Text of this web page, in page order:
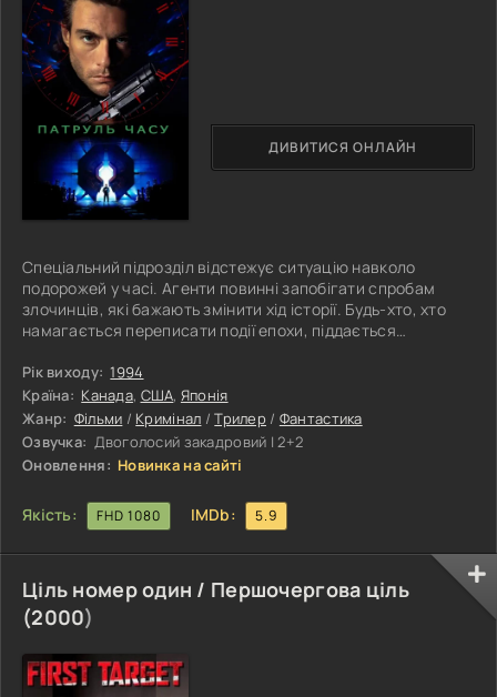
Спеціальний підрозділ відстежує ситуацію навколо
подорожей у часі. Агенти повинні запобігати спробам
злочинців, які бажають змінити хід історії. Будь-хто, хто
намагається переписати події епохи, піддається
вплив на певні речі може обернутися колосальними
наслідками для всього людства. Амбітний сенатор ігнорує
всі закони і служби. Політик має намір відвідати минуле,
вплинути на результати виборів і насолоджуватися
плодами своєї підступності,
Рік виходу: 1994
Країна: Канада, США, Японія
Жанр: Фільми / Кримінал /Трилер / Фантастика
Озвучка: Двоголосий закадровий | 2+2
Оновлення: Новинка на сайті
Якість: FHD 1080 IMDb: 5.9
ДИВИТИСЯ ОНЛАЙН
Ціль номер один / Першочергова ціль
(2000)